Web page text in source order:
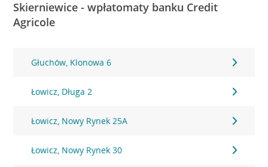
Skierniewice - wpłatomaty banku Credit
Agricole
Głuchów, Klonowa 6
Łowicz, Długa 2
Łowicz, Nowy Rynek 25A
Łowicz, Nowy Rynek 30